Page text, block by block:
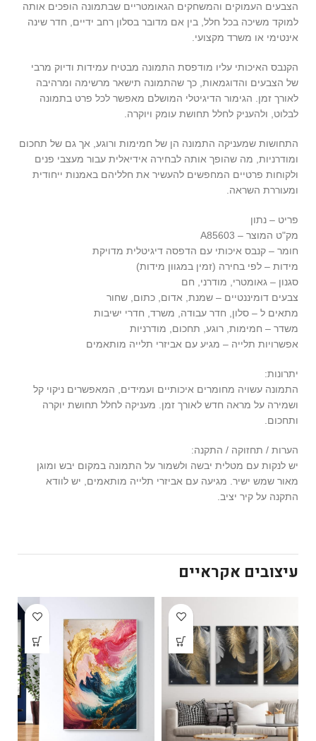
הצבעים העמוקים והמשחקים הגאומטריים שבתמונה הופכים אותה
למוקד משיכה בכל חלל, בין אם מדובר בסלון רחב ידיים, חדר שינה
אינטימי או משרד מקצועי.
הקנבס האיכותי עליו מודפסת התמונה מבטיח עמידות ודיוק מרבי
של הצבעים והדוגמאות, כך שהתמונה תישאר מרשימה ומרהיבה
לאורך זמן. הגימור הדיגיטלי המושלם מאפשר לכל פרט בתמונה
לבלוט, ולהעניק לחלל תחושת עומק ויוקרה.
התחושות שמעניקה התמונה הן של חמימות ורוגע, אך גם של תחכום
ומודרניות, מה שהופך אותה לבחירה אידיאלית עבור מעצבי פנים
ולקוחות פרטיים המחפשים להעשיר את חלליהם באמנות ייחודית
ומעוררת השראה.
פריט – נתון
מק"ט המוצר – A85603
חומר – קנבס איכותי עם הדפסה דיגיטלית מדויקת
מידות – לפי בחירה (זמין במגוון מידות)
סגנון – גאומטרי, מודרני, חם
צבעים דומיננטיים – שמנת, אדום, כתום, שחור
מתאים ל – סלון, חדר עבודה, משרד, חדרי ישיבות
משדר – חמימות, רוגע, תחכום, מודרניות
אפשרויות תלייה – מגיע עם אביזרי תלייה מותאמים
יתרונות:
התמונה עשויה מחומרים איכותיים ועמידים, המאפשרים ניקוי קל
ושמירה על מראה חדש לאורך זמן. מעניקה לחלל תחושת יוקרה
ותחכום.
הערות / תחזוקה / התקנה:
יש לנקות עם מטלית יבשה ולשמור על התמונה במקום יבש ומוגן
מאור שמש ישיר. מגיעה עם אביזרי תלייה מותאמים, יש לוודא
התקנה על קיר יציב.
עיצובים אקראיים